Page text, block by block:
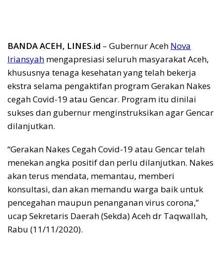
BANDA ACEH, LINES.id – Gubernur Aceh Nova
Iriansyah mengapresiasi seluruh masyarakat Aceh,
khususnya tenaga kesehatan yang telah bekerja
ekstra selama pengaktifan program Gerakan Nakes
cegah Covid-19 atau Gencar. Program itu dinilai
sukses dan gubernur menginstruksikan agar Gencar
dilanjutkan.
“Gerakan Nakes Cegah Covid-19 atau Gencar telah
menekan angka positif dan perlu dilanjutkan. Nakes
akan terus mendata, memantau, memberi
konsultasi, dan akan memandu warga baik untuk
pencegahan maupun penanganan virus corona,”
ucap Sekretaris Daerah (Sekda) Aceh dr Taqwallah,
Rabu (11/11/2020).